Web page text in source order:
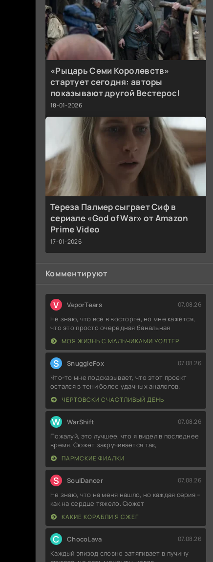
«Рыцарь Семи Королевств»
стартует сегодня: авторы
показывают другой Вестерос!
18-01-2026
Тереза Палмер сыграет Сиф в
сериале «God of War» от Amazon
Prime Video
17-01-2026
Комментируют
V VaporTears 07.08.26
Не знаю, что все в восторге, но мне кажется,
что это просто очередная банальная
МОЯ ЖИЗНЬ С МАЛЬЧИКАМИ УОЛТЕР
S SnuggleFox 07.08.26
Что-то мне подсказывает, что этот проект
остался в тени более удачных аналогов.
ЧЕРТОВСКИ СЧАСТЛИВЫЙ ДЕНЬ
W WarShift 07.08.26
Пожалуй, это лучшее, что я видел в последнее
время. Сюжет закручивается так,
ПАРМСКИЕ ФИАЛКИ
S SoulDancer 07.08.26
Не знаю, что на меня нашло, но каждая серия –
как на сердце тяжело. Сюжет
КАКИЕ КОРАБЛИ Я СЖЕГ
C ChocoLava 07.08.26
Каждый эпизод словно затягивает в пучину